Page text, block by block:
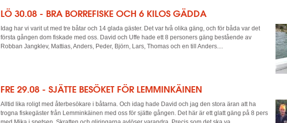
LÖ 30.08 - BRA BORREFISKE OCH 6 KILOS GÄDDA
Idag har vi varit ut med tre båtar och 14 glada gäster. Det var två olika gäng, och för båda var det
första gången dom fiskade med oss. David och Uffe hade ett 8 personers gäng bestående av
Robban Jangklev, Mattias, Anders, Peder, Björn, Lars, Thomas och en till Anders....
FRE 29.08 - SJÄTTE BESÖKET FÖR LEMMINKÄINEN
Alltid lika roligt med återbesökare i båtarna. Och idag hade David och jag den stora äran att ha
trogna fiskegäster från Lemminkäinen med oss för sjätte gången. Det här är ett glatt gäng på 8 pers